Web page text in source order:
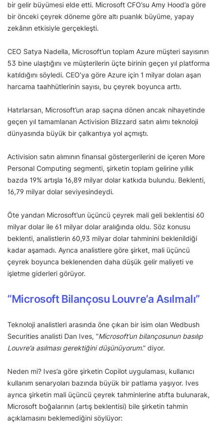
bir gelir büyümesi elde etti. Microsoft CFO’su Amy Hood’a göre
bir önceki çeyrek döneme göre altı puanlık büyüme, yapay
zekânın etkisiyle gerçekleşti.
CEO Satya Nadella, Microsoft’un toplam Azure müşteri sayısının
53 bine ulaştığını ve müşterilerin üçte birinin geçen yıl platforma
katıldığını söyledi. CEO’ya göre Azure için 1 milyar doları aşan
harcama taahhütlerinin sayısı, bu çeyrek boyunca arttı.
Hatırlarsan, Microsoft’un arap saçına dönen ancak nihayetinde
geçen yıl tamamlanan Activision Blizzard satın alımı teknoloji
dünyasında büyük bir çalkantıya yol açmıştı.
Activision satın alımının finansal göstergerilerini de içeren More
Personal Computing segmenti, şirketin toplam gelirine yıllık
bazda 19% artışla 16,89 milyar dolar katkıda bulundu. Beklenti,
16,79 milyar dolar seviyesindeydi.
Öte yandan Microsoft’un üçüncü çeyrek mali geli beklentisi 60
milyar dolar ile 61 milyar dolar aralığında oldu. Söz konusu
beklenti, analistlerin 60,93 milyar dolar tahminini beklenildiği
kadar aşamadı. Ayrıca analistlere göre şirket, mali üçüncü
çeyrek boyunca beklenenden daha düşük gelir maliyeti ve
işletme giderleri görüyor.
“Microsoft Bilançosu Louvre’a Asılmalı”
Teknoloji analistleri arasında öne çıkan bir isim olan Wedbush
Securities analisti Dan Ives, “Microsoft’un bilançosunun basılıp
Louvre’a asılması gerektiğini düşünüyorum.” diyor.
Neden mi? Ives’a göre şirketin Copilot uygulaması, kullanıcı
kullanım senaryoları bazında büyük bir patlama yaşıyor. Ives
ayrıca şirketin mali üçüncü çeyrek tahminlerine atıfta bulunarak,
Microsoft boğalarının (artış beklentisi) bile şirketin tahmin
açıklamasını beklemediğini söylüyor: